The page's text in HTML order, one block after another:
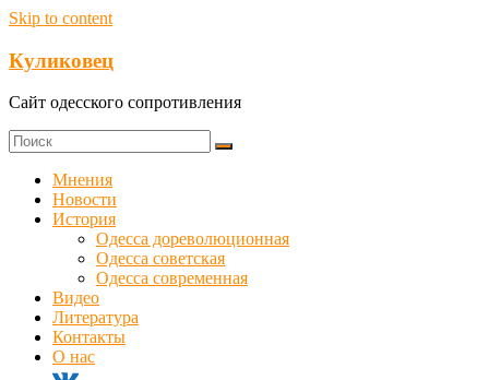
Skip to content
Куликовец
Сайт одесского сопротивления
Мнения
Новости
История
Одесса дореволюционная
Одесса советская
Одесса современная
Видео
Литература
Контакты
О нас